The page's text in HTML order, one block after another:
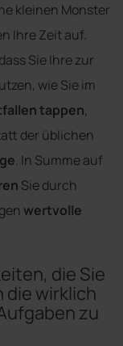
kleinen Monster
Ihre Zeit auf.
Sie Ihre zur
wie Sie im
tappen,
der üblichen
. In Summe auf
Sie durch
wertvolle
die Sie
die wirklich
zu